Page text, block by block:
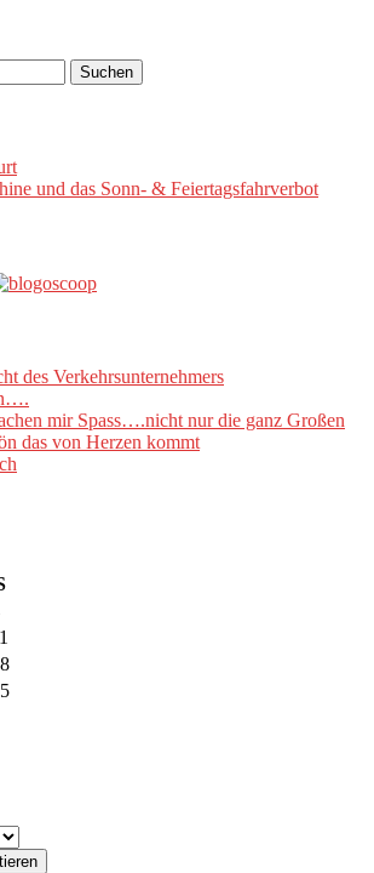
und das Sonn- & Feiertagsfahrverbot
des Verkehrsunternehmers
mir Spass….nicht nur die ganz Großen
das von Herzen kommt